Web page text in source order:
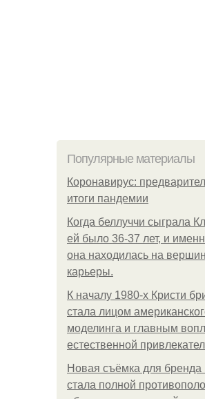
Популярные материалы
Коронавирус:
итоги пандемии
Когда беллуччи сыграла
ей было 36-37 лет, и
она находилась на
карьеры.
К началу 1980-х Кристи
стала лицом
моделинга и главным
естественной
Новая съёмка для бренда
стала полной